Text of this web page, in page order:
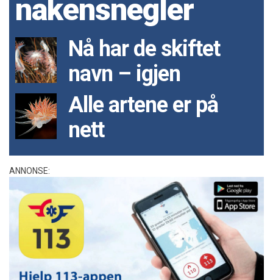
nakensnegler
Nå har de skiftet
navn – igjen
Alle artene er på
nett
ANNONSE: